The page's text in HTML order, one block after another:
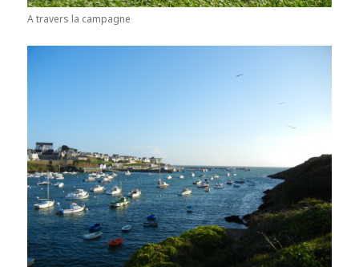
A travers la campagne